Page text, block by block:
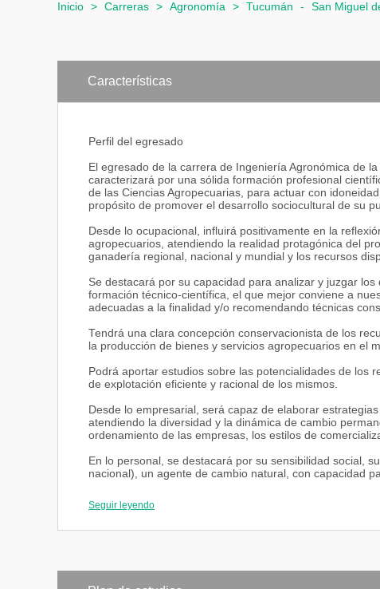
Inicio > Carreras > Agronomía > Tucumán - San Miguel
Características
Perfil del egresado
El egresado de la carrera de Ingeniería Agronómica de
caracterizará por una sólida formación profesional
de las Ciencias Agropecuarias, para actuar con
propósito de promover el desarrollo sociocultural de su
Desde lo ocupacional, influirá positivamente en la
agropecuarios, atendiendo la realidad protagónica del
ganadería regional, nacional y mundial y los recursos
Se destacará por su capacidad para analizar y juzgar
formación técnico-científica, el que mejor conviene a
adecuadas a la finalidad y/o recomendando técnicas
Tendrá una clara concepción conservacionista de los
la producción de bienes y servicios agropecuarios en el
Podrá aportar estudios sobre las potencialidades de los
de explotación eficiente y racional de los mismos.
Desde lo empresarial, será capaz de elaborar
atendiendo la diversidad y la dinámica de cambio
ordenamiento de las empresas, los estilos de
En lo personal, se destacará por su sensibilidad social,
nacional), un agente de cambio natural, con capacidad
el marco de su realidad y circunstancias inmediatas.
Seguir leyendo